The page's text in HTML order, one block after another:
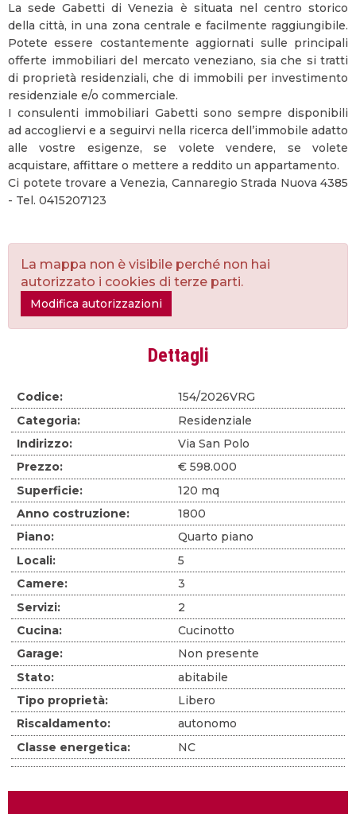
La sede Gabetti di Venezia è situata nel centro storico
della città, in una zona centrale e facilmente raggiungibile.
Potete essere costantemente aggiornati sulle principali
offerte immobiliari del mercato veneziano, sia che si tratti
di proprietà residenziali, che di immobili per investimento
residenziale e/o commerciale.
I consulenti immobiliari Gabetti sono sempre disponibili
ad accogliervi e a seguirvi nella ricerca dell’immobile adatto
alle vostre esigenze, se volete vendere, se volete
acquistare, affittare o mettere a reddito un appartamento.
Ci potete trovare a Venezia, Cannaregio Strada Nuova 4385
- Tel. 0415207123
La mappa non è visibile perché non hai
autorizzato i cookies di terze parti.
Modifica autorizzazioni
Dettagli
Codice:
154/2026VRG
Categoria:
Residenziale
Indirizzo:
Via San Polo
Prezzo:
€ 598.000
Superficie:
120 mq
Anno costruzione:
1800
Piano:
Quarto piano
Locali:
5
Camere:
3
Servizi:
2
Cucina:
Cucinotto
Garage:
Non presente
Stato:
abitabile
Tipo proprietà:
Libero
Riscaldamento:
autonomo
Classe energetica:
NC